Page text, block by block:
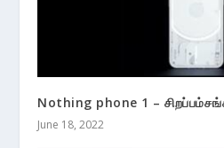
Nothing phone 1 –
June 18, 2022